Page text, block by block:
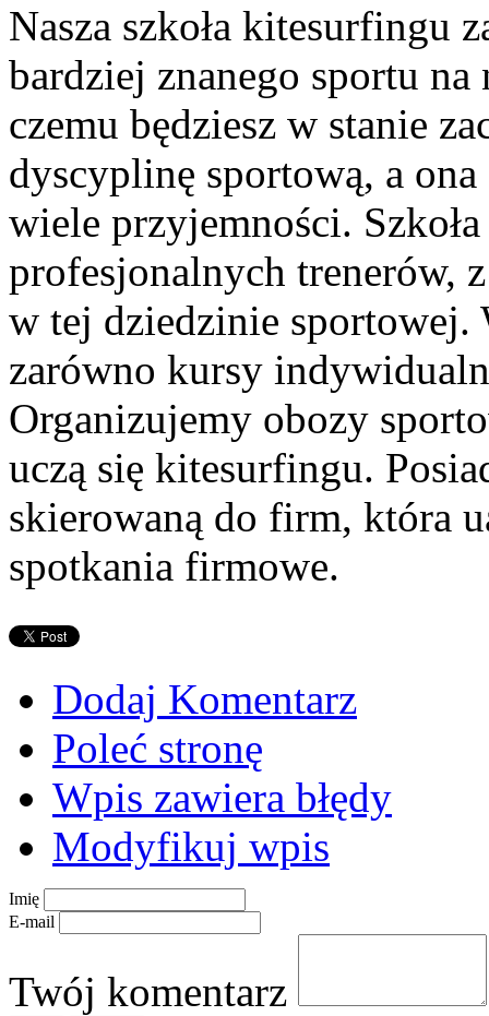
Nasza szkoła kitesurfingu
bardziej znanego sportu
czemu będziesz w stanie
dyscyplinę sportową, a
wiele przyjemności.
profesjonalnych trenerów,
w tej dziedzinie sportowej.
zarówno kursy
Organizujemy obozy
uczą się kitesurfingu.
skierowaną do firm, która
spotkania firmowe.
Dodaj Komentarz
Poleć stronę
Wpis zawiera błędy
Modyfikuj wpis
Imię
E-mail
Twój komentarz